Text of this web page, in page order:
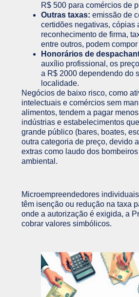
R$ 500 para comércios de
Outras taxas: emissão de
certidões negativas, cópias
reconhecimento de firma,
entre outros, podem
Honorários de
auxílio profissional, os
a R$ 2000 dependendo do
localidade.
Negócios de baixo risco, como
intelectuais e comércios sem
alimentos, tendem a pagar
indústrias e estabelecimentos
grande público (bares, boates,
outra categoria de preço, devido
extras como laudo dos
ambiental.
Microempreendedores
têm isenção ou redução na taxa
onde a autorização é exigida, a
cobrar valores simbólicos.